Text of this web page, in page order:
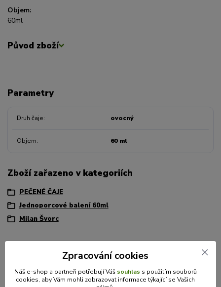
Objem:
60ml
Původ zboží
Parametry
Druh čaje ovocný
Objem 60 ml
Zboží zařazeno v kategoriích
PEČENÉ ČAJE
Jednoporcové balení 60ml
Milan Švorc
Máte dotaz? Potřebujete poradit?
Zpracování cookies
Náš e-shop a partneři potřebují Váš souhlas s použitím souborů
cookies, aby Vám mohli zobrazovat informace týkající se Vašich